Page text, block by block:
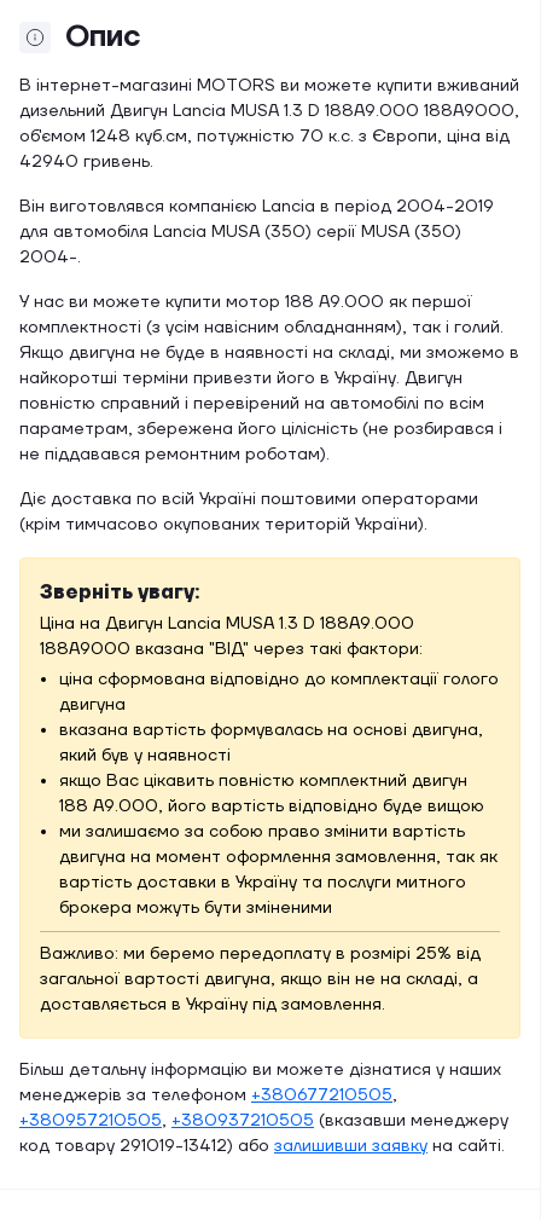
Опис
В інтернет-магазині MOTORS ви можете купити вживаний
дизельний Двигун Lancia MUSA 1.3 D 188A9.000 188A9000,
об'ємом 1248 куб.см, потужністю 70 к.с. з Європи, ціна від
42940 гривень.
Він виготовлявся компанією Lancia в період 2004-2019
для автомобіля Lancia MUSA (350) серії MUSA (350)
2004-.
У нас ви можете купити мотор 188 A9.000 як першої
комплектності (з усім навісним обладнанням), так і голий.
Якщо двигуна не буде в наявності на складі, ми зможемо в
найкоротші терміни привезти його в Україну. Двигун
повністю справний і перевірений на автомобілі по всім
параметрам, збережена його цілісність (не розбирався і
не піддавався ремонтним роботам).
Діє доставка по всій Україні поштовими операторами
(крім тимчасово окупованих територій України).
Зверніть увагу:
Ціна на Двигун Lancia MUSA 1.3 D 188A9.000
188A9000 вказана "ВІД" через такі фактори:
ціна сформована відповідно до комплектації голого
двигуна
вказана вартість формувалась на основі двигуна,
який був у наявності
якщо Вас цікавить повністю комплектний двигун
188 A9.000, його вартість відповідно буде вищою
ми залишаємо за собою право змінити вартість
двигуна на момент оформлення замовлення, так як
вартість доставки в Україну та послуги митного
брокера можуть бути зміненими
Важливо: ми беремо передоплату в розмірі 25% від
загальної вартості двигуна, якщо він не на складі, а
доставляється в Україну під замовлення.
Більш детальну інформацію ви можете дізнатися у наших
менеджерів за телефоном +380677210505,
+380957210505, +380937210505 (вказавши менеджеру
код товару 291019-13412) або залишивши заявку на сайті.